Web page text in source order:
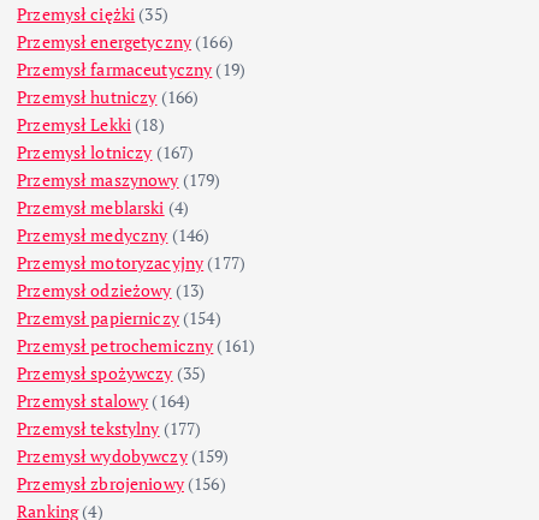
Przemysł ciężki (35)
Przemysł energetyczny (166)
Przemysł farmaceutyczny (19)
Przemysł hutniczy (166)
Przemysł Lekki (18)
Przemysł lotniczy (167)
Przemysł maszynowy (179)
Przemysł meblarski (4)
Przemysł medyczny (146)
Przemysł motoryzacyjny (177)
Przemysł odzieżowy (13)
Przemysł papierniczy(154)
Przemysł petrochemiczny (161)
Przemysł spożywczy (35)
Przemysł stalowy (164)
Przemysł tekstylny (177)
Przemysł wydobywczy(159)
Przemysł zbrojeniowy(156)
Ranking(4)